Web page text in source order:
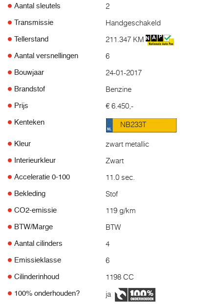
Aantal sleutels 2
Transmissie Handgeschakeld
Tellerstand 211.347 KM
Aantal versnellingen 6
Bouwjaar 24-01-2017
Brandstof Benzine
Prijs € 6.450,-
Kenteken NB233T
Kleur zwart metallic
Interieurkleur Zwart
Acceleratie 0-100 11.0 sec.
Bekleding Stof
CO2-emissie 119 g/km
BTW/Marge BTW
Aantal cilinders 4
Emissieklasse 6
Cilinderinhoud 1198 CC
100% onderhouden? ja